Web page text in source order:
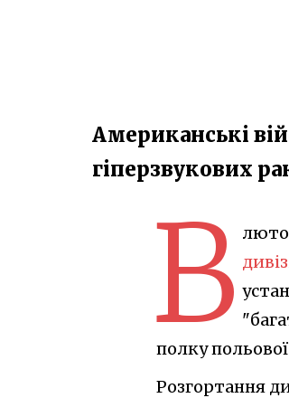
Американські
гіперзвукових
В
полку
Розгортання